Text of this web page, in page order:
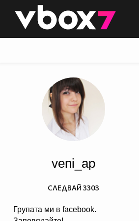
👾
veni_ap
Групата ми в facebook.
СЛЕДВАЙ 3303